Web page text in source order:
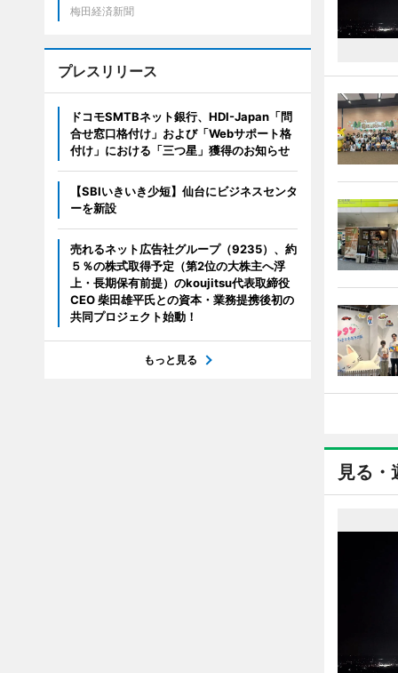
見る・
梅田経済新聞
プレスリリース
ドコモSMTBネット銀行、HDI-Japan「問
合せ窓口格付け」および「Webサポート格
付け」における「三つ星」獲得のお知らせ
【SBIいきいき少短】仙台にビジネスセンタ
ーを新設
売れるネット広告社グループ（9235）、約
５％の株式取得予定（第2位の大株主へ浮
上・長期保有前提）のkoujitsu代表取締役
CEO 柴田雄平氏との資本・業務提携後初の
共同プロジェクト始動！
もっと見る